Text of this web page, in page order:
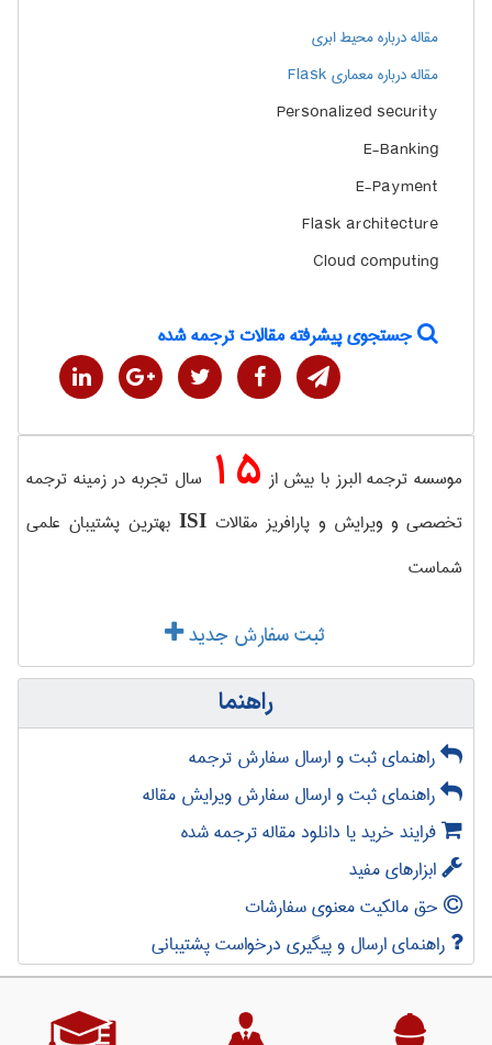
مقاله درباره محیط ابری
مقاله درباره معماری Flask
Personalized security
E-Banking
E-Payment
Flask architecture
Cloud computing
جستجوی پیشرفته مقالات ترجمه شده
موسسه ترجمه البرز با بیش از 15 سال تجربه در زمینه ترجمه
تخصصی و ویرایش و پارافریز مقالاتISI بهترین پشتیبان علمی
شماست
ثبت سفارش جدید
راهنما
راهنمای ثبت و ارسال سفارش ترجمه
راهنمای ثبت و ارسال سفارش ویرایش مقاله
فرایند خرید یا دانلود مقاله ترجمه شده
ابزارهای مفید
حق مالکیت معنوی سفارشات
راهنمای ارسال و پیگیری درخواست پشتیبانی